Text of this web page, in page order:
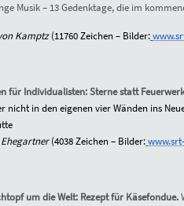
Musik – 13 Gedenktage, die im
Kamptz(11760Zeichen – Bilder:
für Individualisten: Sterne statt
nicht in den eigenen vier Wänden ins
(4038Zeichen – Bilder:
um die Welt: Rezept für Käsefondue.